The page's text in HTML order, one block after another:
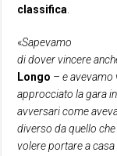
classifica
«Sapevamo
di dover vincere
Longo – e avevamo
approcciato la gara
avversari come
diverso da quello
volere portare a